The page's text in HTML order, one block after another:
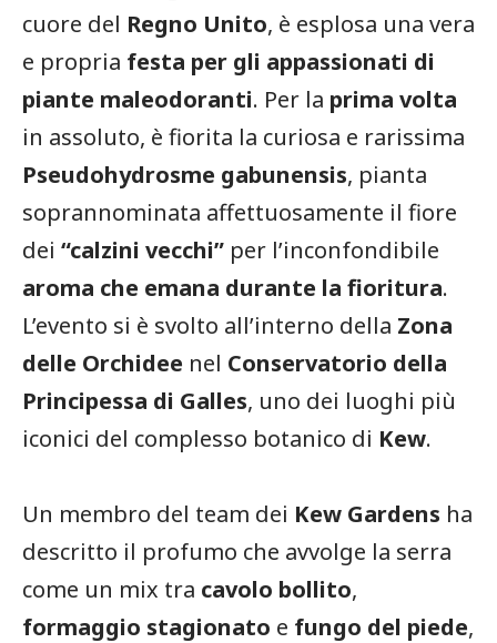
cuore del Regno Unito, è esplosa una vera
e propria festa per gli appassionati di
piante maleodoranti. Per la prima volta
in assoluto, è fiorita la curiosa e rarissima
Pseudohydrosme gabunensis, pianta
soprannominata affettuosamente il fiore
dei “calzini vecchi” per l’inconfondibile
aroma che emana durante la fioritura.
L’evento si è svolto all’interno della Zona
delle Orchidee nel Conservatorio della
Principessa di Galles, uno dei luoghi più
iconici del complesso botanico di Kew.
Un membro del team dei Kew Gardens ha
descritto il profumo che avvolge la serra
come un mix tra cavolo bollito,
formaggio stagionato e fungo del piede,